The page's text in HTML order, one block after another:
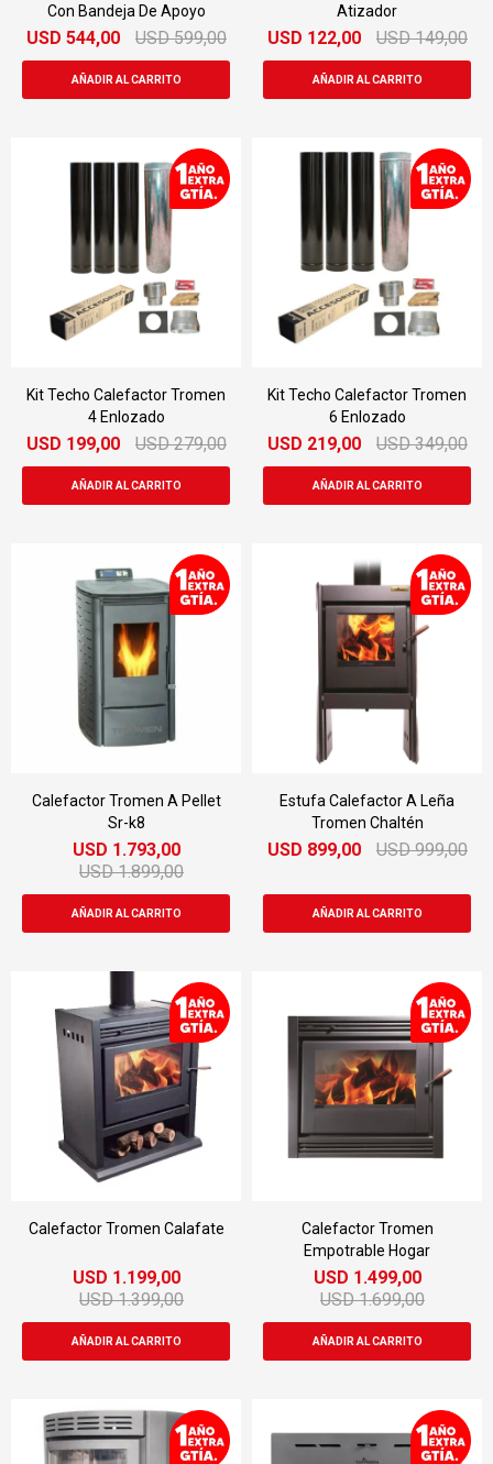
Con Bandeja De Apoyo
USD 544,00 USD 599,00
Atizador
USD 122,00 USD 149,00
Kit Techo Calefactor Tromen
4 Enlozado
USD 199,00 USD 279,00
Kit Techo Calefactor Tromen
6 Enlozado
USD 219,00 USD 349,00
Calefactor Tromen A Pellet
Sr-k8
USD 1.793,00
USD 1.899,00
Estufa Calefactor A Leña
Tromen Chaltén
USD 899,00 USD 999,00
Calefactor Tromen Calafate
USD 1.199,00
USD 1.399,00
Calefactor Tromen
Empotrable Hogar
USD 1.499,00
USD 1.699,00